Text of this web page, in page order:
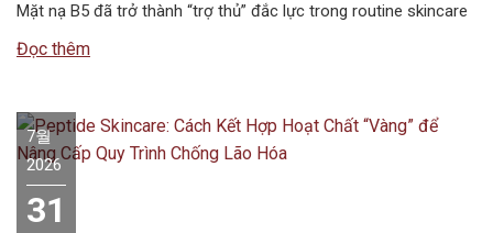
Mặt nạ B5 đã trở thành “trợ thủ” đắc lực trong routine skincare
Đọc thêm
7월
2026
31